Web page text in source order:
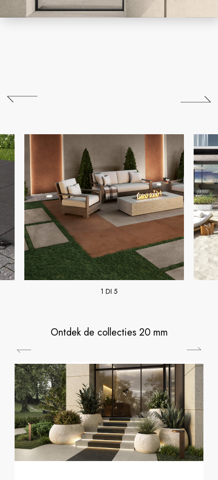
1 DI 5
Ontdek de collecties 20 mm